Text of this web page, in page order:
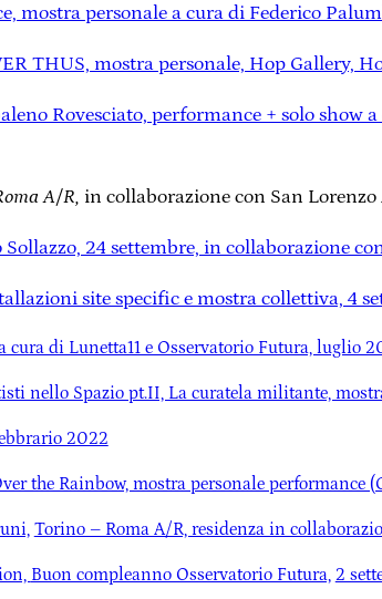
mostra personale a cura di Federico
THUS, mostra personale, Hop Gallery,
Rovesciato, performance + solo
A/R, in collaborazione con San
24 settembre, in collaborazione
site specific e mostra collettiva, 4
cura di Lunetta11 e Osservatorio Futura, luglio
nello Spazio pt.II, La curatela militante,
2022
the Rainbow, mostra personale performance
Torino – Roma A/R, residenza in
Buon compleanno Osservatorio Futura, 2